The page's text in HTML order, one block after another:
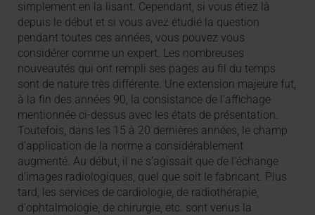
simplement en la lisant. Cependant, si vous étiez là
depuis le début et si vous avez étudié la question
pendant toutes ces années, vous pouvez vous
considérer comme un expert. Les nombreuses
nouveautés qui ont rempli ses pages au fil du temps
sont de nature très différente. Une extension majeure fut,
à la fin des années 90, la consistance de l’affichage
mentionnée ci-dessus avec les états de présentation.
Toutefois, dans les 15 à 20 dernières années, le champ
d’application de la norme a considérablement
augmenté. Au début, il ne s’agissait que de l’échange
d’images radiologiques, quel que soit le fabricant. Plus
tard, les services de cardiologie, de radiothérapie,
d'ophtalmologie, de chirurgie, etc. sont venus la